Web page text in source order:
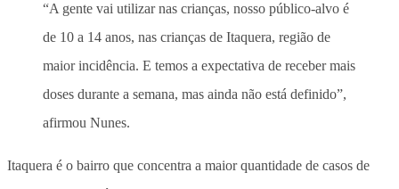
“A gente vai utilizar nas crianças, nosso público-alvo é
de 10 a 14 anos, nas crianças de Itaquera, região de
maior incidência. E temos a expectativa de receber mais
doses durante a semana, mas ainda não está definido”,
afirmou Nunes.
Itaquera é o bairro que concentra a maior quantidade de casos de